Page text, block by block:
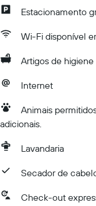
Estacionamento
Wi-Fi disponível
Artigos de higiene
Internet
Animais
adicionais.
Lavandaria
Secador de
Check-out